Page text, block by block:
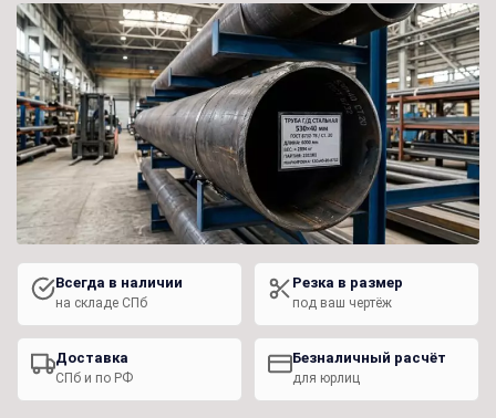
Всегда в наличии
на складе СПб
Резка в размер
под ваш чертёж
Доставка
СПб и по РФ
Безналичный расчёт
для юрлиц